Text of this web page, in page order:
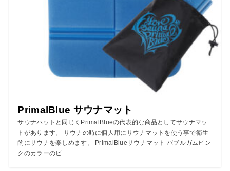
PrimalBlue サウナマット
サウナハットと同じくPrimalBlueの代表的な商品としてサウナマッ
トがあります。 サウナの時に個人用にサウナマットを使う事で衛生
的にサウナを楽しめます。 PrimalBlueサウナマット バブルガムピン
クのカラーのビ...